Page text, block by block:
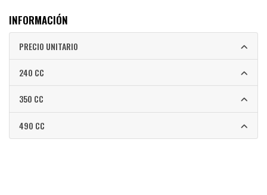
INFORMACIÓN
PRECIO UNITARIO
240 CC
350 CC
490 CC